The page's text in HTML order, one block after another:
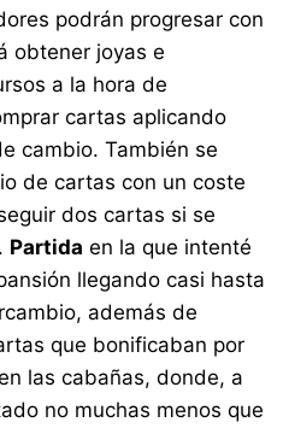
podrán progresar con
obtener joyas e
a la hora de
cartas aplicando
cambio. También se
de cartas con un coste
dos cartas si se
Partida en la que intenté
llegando casi hasta
además de
que bonificaban por
las cabañas, donde, a
no muchas menos que